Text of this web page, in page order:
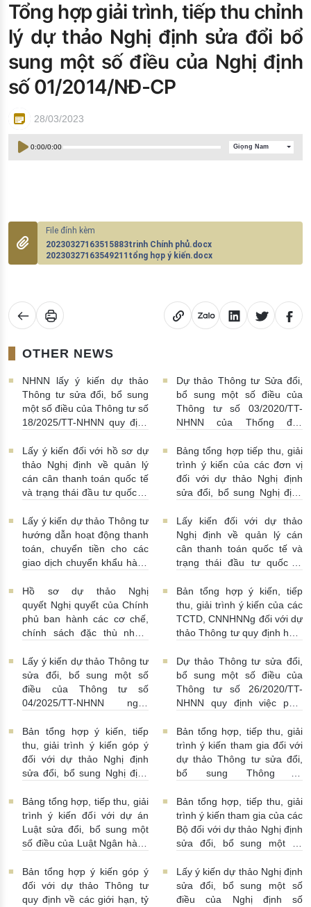
Đào tạo ISO
Tổng hợp giải trình, tiếp thu chỉnh
lý dự thảo Nghị định sửa đổi bổ
sung một số điều của Nghị định
số 01/2014/NĐ-CP
28/03/2023
0:00/0:00 Giọng Nam
20230327163515883trinh Chính phủ.docx
20230327163549211tổng hợp ý kiến.docx
OTHER NEWS
NHNN lấy ý kiến dự thảo
Thông tư sửa đổi, bổ sung
một số điều của Thông tư số
18/2025/TT-NHNN quy định
sẻ thông tin của Hệ thống
thông tin phục vụ công tác
giám sát hoạt động QTDND
và tổ chức TCVM
Dự thảo Thông tư Sửa đổi,
bổ sung một số điều của
Thông tư số 03/2020/TT-
NHNN của Thống đốc
tiền của NHNN 03/08/2026 |
11:16:00
Lấy ý kiến đối với hồ sơ dự
thảo Nghị định về quản lý
cán cân thanh toán quốc tế
và trạng thái đầu tư quốc tế
10:00:00
Bảng tổng hợp tiếp thu, giải
trình ý kiến của các đơn vị
đối với dự thảo Nghị định
sửa đổi, bổ sung Nghị định
30/07/2026 | 09:09:00
Lấy ý kiến dự thảo Thông tư
hướng dẫn hoạt động thanh
toán, chuyển tiền cho các
giao dịch chuyển khẩu hàng
Lấy kiến đối với dự thảo
Nghị định về quản lý cán
cân thanh toán quốc tế và
trạng thái đầu tư quốc tế
15:00:00
Hồ sơ dự thảo Nghị
quyết Nghị quyết của Chính
phủ ban hành các cơ chế,
chính sách đặc thù nhằm
pháp luật về phòng, chống
rửa tiền nhằm đáp ứng yêu
cầu cấp bách trong thực
hiện cam kết quốc tế về trao
về thuế
22/07/2026 |
14:54:00
Bản tổng hợp ý kiến, tiếp
thu, giải trình ý kiến của các
TCTD, CNNHNNg đối với dự
thảo Thông tư quy định hoạt
nhận tiền gửi, mua, bán có
kỳ hạn GTCG giữa các
TCTD, CNNHNNg
20/07/2026 | 09:32:00
Lấy ý kiến dự thảo Thông tư
sửa đổi, bổ sung một số
điều của Thông tư số
04/2025/TT-NHNN ngày
định thời hạn lưu trữ hồ sơ,
tài liệu ngành Ngân hàng
16/07/2026 | 10:00:00
Dự thảo Thông tư sửa đổi,
bổ sung một số điều của
Thông tư số 26/2020/TT-
NHNN quy định việc phát
của Ngân hàng Nhà nước
16/07/2026 | 09:41:00
Bản tổng hợp ý kiến, tiếp
thu, giải trình ý kiến góp ý
đối với dự thảo Nghị định
sửa đổi, bổ sung Nghị định
13/07/2026 | 16:00:00
Bản tổng hợp, tiếp thu, giải
trình ý kiến tham gia đối với
dự thảo Thông tư sửa đổi,
bổ sung Thông tư
13/07/2026 | 02:19:00
Bảng tổng hợp, tiếp thu, giải
trình ý kiến đối với dự án
Luật sửa đổi, bổ sung một
số điều của Luật Ngân hàng
Phòng, chống rửa tiền và
Luật Các tổ chức tín dụng
08/07/2026 | 11:21:00
Bản tổng hợp, tiếp thu, giải
trình ý kiến tham gia của các
Bộ đối với dự thảo Nghị định
sửa đổi, bổ sung một số
58/2021/NĐ-CP
07/07/2026
| 15:01:00
Bản tổng hợp ý kiến góp ý
đối với dự thảo Thông tư
quy định về các giới hạn, tỷ
Lấy ý kiến dự thảo Nghị định
sửa đổi, bổ sung một số
điều của Nghị định số